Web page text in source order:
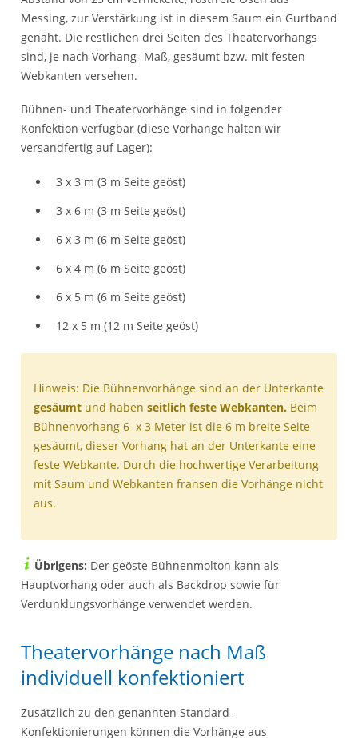
Messing, zur Verstärkung ist in diesem Saum ein Gurtband
genäht. Die restlichen drei Seiten des Theatervorhangs
sind, je nach Vorhang- Maß, gesäumt bzw. mit festen
Webkanten versehen.
Bühnen- und Theatervorhänge sind in folgender
Konfektion verfügbar (diese Vorhänge halten wir
versandfertig auf Lager):
3 x 3 m (3 m Seite geöst)
3 x 6 m (3 m Seite geöst)
6 x 3 m (6 m Seite geöst)
6 x 4 m (6 m Seite geöst)
6 x 5 m (6 m Seite geöst)
12 x 5 m (12 m Seite geöst)
Hinweis: Die Bühnenvorhänge sind an der Unterkante
gesäumt und haben seitlich feste Webkanten. Beim
Bühnenvorhang 6 x 3 Meter ist die 6 m breite Seite
gesäumt, dieser Vorhang hat an der Unterkante eine
feste Webkante. Durch die hochwertige Verarbeitung
mit Saum und Webkanten fransen die Vorhänge nicht
aus.
Übrigens: Der geöste Bühnenmolton kann als
Hauptvorhang oder auch als Backdrop sowie für
Verdunklungsvorhänge verwendet werden.
Theatervorhänge nach Maß
individuell konfektioniert
Zusätzlich zu den genannten Standard-
Konfektionierungen können die Vorhänge aus